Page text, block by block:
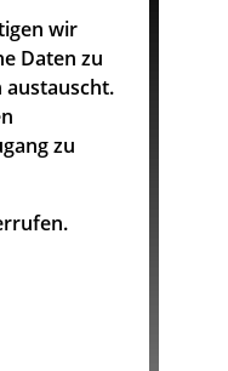
wir
Daten zu
zu